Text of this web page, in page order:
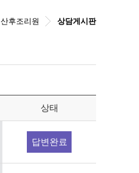
산후조리원 상담게시판
상태
답변완료